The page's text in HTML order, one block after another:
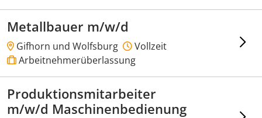
Metallbauer m/w/d
Gifhorn und Wolfsburg
Vollzeit
Arbeitnehmerüberlassung
Produktionsmitarbeiter
m/w/d Maschinenbedienung